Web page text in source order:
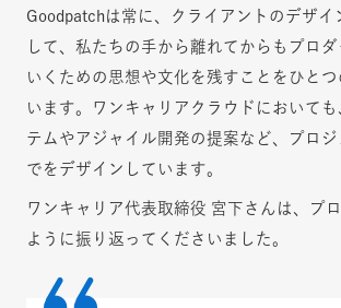
Goodpatchは常に、クライアントのデザイ
して、私たちの手から離れてからもプロ
いくための思想や文化を残すことをひと
います。ワンキャリアクラウドにおいて
テムやアジャイル開発の提案など、プロジ
でをデザインしています。
ワンキャリア代表取締役 宮下さんは、プ
ように振り返ってくださいました。